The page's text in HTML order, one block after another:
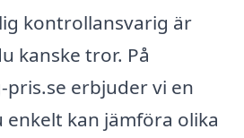
kontrollansvarig är
kanske tror. På
erbjuder vi en
kan jämföra olika